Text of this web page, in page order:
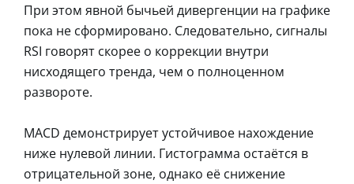
При этом явной бычьей дивергенции на графике
пока не сформировано. Следовательно, сигналы
RSI говорят скорее о коррекции внутри
нисходящего тренда, чем о полноценном
развороте.
MACD демонстрирует устойчивое нахождение
ниже нулевой линии. Гистограмма остаётся в
отрицательной зоне, однако её снижение